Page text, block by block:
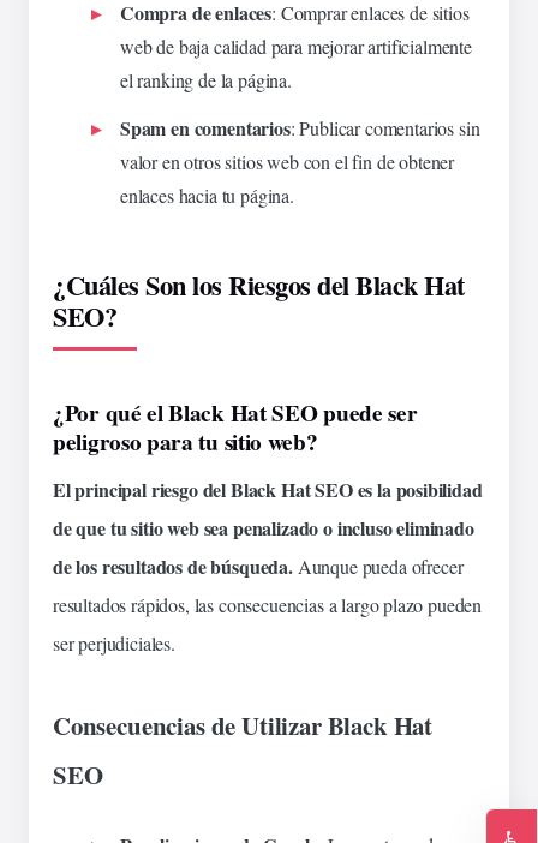
Compra de enlaces: Comprar enlaces de sitios
web de baja calidad para mejorar artificialmente
el ranking de la página.
Spam en comentarios: Publicar comentarios sin
valor en otros sitios web con el fin de obtener
enlaces hacia tu página.
¿Cuáles Son los Riesgos del Black Hat
SEO?
¿Por qué el Black Hat SEO puede ser
peligroso para tu sitio web?
El principal riesgo del Black Hat SEO es la posibilidad
de que tu sitio web sea penalizado o incluso eliminado
de los resultados de búsqueda.Aunque pueda ofrecer
resultados rápidos, las consecuencias a largo plazo pueden
ser perjudiciales.
Consecuencias de Utilizar Black Hat
SEO